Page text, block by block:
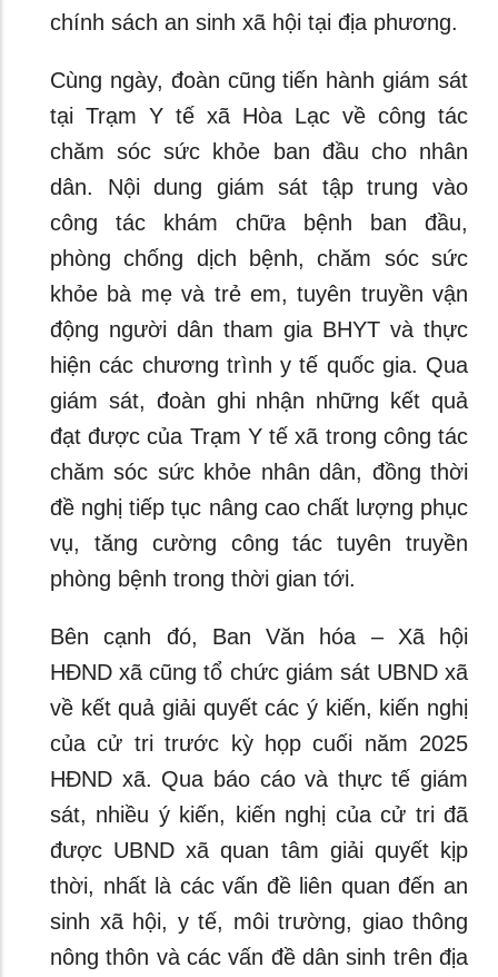
chính sách an sinh xã hội tại địa phương.
Cùng ngày, đoàn cũng tiến hành giám sát
tại Trạm Y tế xã Hòa Lạc về công tác
chăm sóc sức khỏe ban đầu cho nhân
dân. Nội dung giám sát tập trung vào
công tác khám chữa bệnh ban đầu,
phòng chống dịch bệnh, chăm sóc sức
khỏe bà mẹ và trẻ em, tuyên truyền vận
động người dân tham gia BHYT và thực
hiện các chương trình y tế quốc gia. Qua
giám sát, đoàn ghi nhận những kết quả
đạt được của Trạm Y tế xã trong công tác
chăm sóc sức khỏe nhân dân, đồng thời
đề nghị tiếp tục nâng cao chất lượng phục
vụ, tăng cường công tác tuyên truyền
phòng bệnh trong thời gian tới.
Bên cạnh đó, Ban Văn hóa – Xã hội
HĐND xã cũng tổ chức giám sát UBND xã
về kết quả giải quyết các ý kiến, kiến nghị
của cử tri trước kỳ họp cuối năm 2025
HĐND xã. Qua báo cáo và thực tế giám
sát, nhiều ý kiến, kiến nghị của cử tri đã
được UBND xã quan tâm giải quyết kịp
thời, nhất là các vấn đề liên quan đến an
sinh xã hội, y tế, môi trường, giao thông
nông thôn và các vấn đề dân sinh trên địa